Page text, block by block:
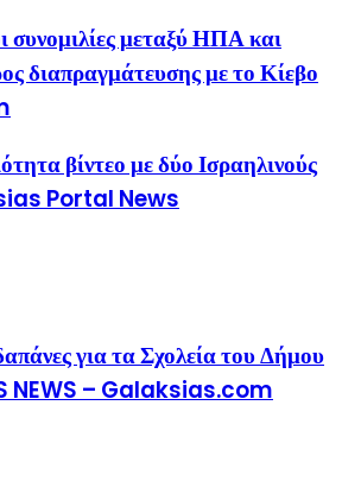
μεταξύ ΗΠΑ και
διαπραγμάτευσης με το Κίεβο
βίντεο με δύο Ισραηλινούς
Portal News
για τα Σχολεία του Δήμου
NEWS – Galaksias.com